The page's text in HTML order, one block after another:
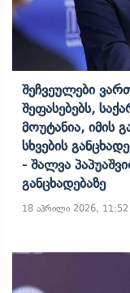
Შეჩვეულები
Შეფასებებს,
Მოუტანია,
Სხვების
- Შალვა
Განცხადებაზე
18 აპრილი 2026, 11:52